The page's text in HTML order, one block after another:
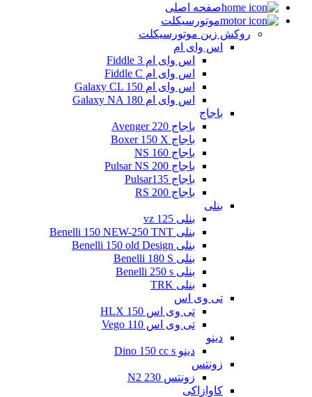
صفحه اصلی
موتورسیکلت
روکش زین موتورسیکلت
اس وای ام
اس وای ام Fiddle 3
اس وای ام Fiddle C
اس وای ام Galaxy CL 150
اس وای ام Galaxy NA 180
باجاج
باجاج Avenger 220
باجاج Boxer 150 X
باجاج NS 160
باجاج Pulsar NS 200
باجاج Pulsar135
باجاج RS 200
بنلی
بنلی 125 vz
بنلی Benelli 150 NEW-250 TNT
بنلی Benelli 150 old Design
بنلی Benelli 180 S
بنلی Benelli 250 s
بنلی TRK
تی وی اس
تی وی اس 150 HLX
تی وی اس Vego 110
دینو
دینو Dino 150 cc s
زونتس
زونتس N2 230
کاوازاکی